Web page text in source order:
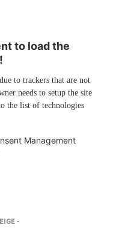
to load the
to trackers that are not
needs to setup the site
the list of technologies
Management
-